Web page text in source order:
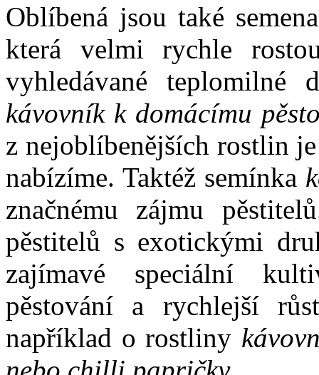
Oblíbená jsou také
která velmi rychle
vyhledávané
kávovník k domácímu
z nejoblíbenějších rostlin
nabízíme. Taktéž semínka
značnému zájmu
pěstitelů s exotickými
zajímavé speciální
pěstování a rychlejší
například o rostliny